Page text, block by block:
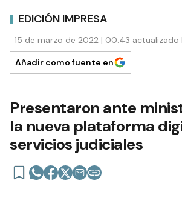
EDICIÓN IMPRESA
15 de marzo de 2022 | 00:43 actualizado
Añadir como fuente en
Presentaron ante
la nueva plataforma
servicios judiciales